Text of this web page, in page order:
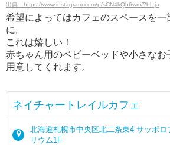
出典：https://www.instagram.com/p/sCN4kQh6wm/?hl=ja
希望によってはカフェのスペースを一
に。
これは嬉しい！
赤ちゃん用のベビーベッドや小さなお
用意してくれます。
ネイチャートレイルカフェ
北海道札幌市中央区北二条東4 サッポロ
リウム1F